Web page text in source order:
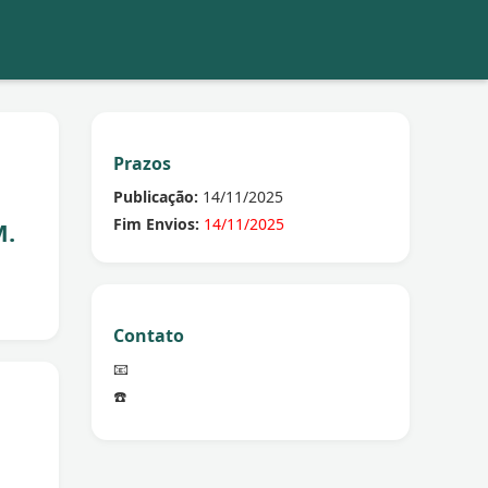
Prazos
Publicação: 14/11/2025
Fim Envios: 14/11/2025
Contato
📧
☎️